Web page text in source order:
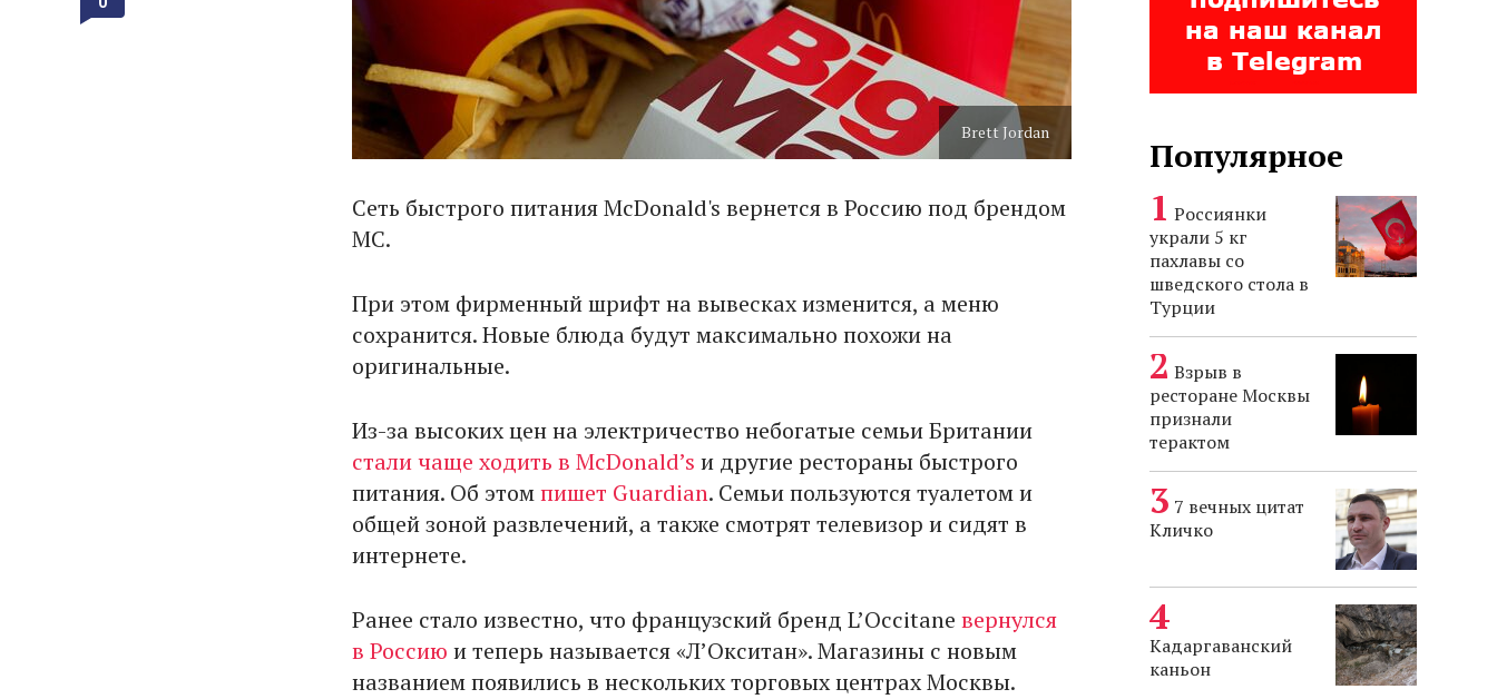
Brett Jordan
Сеть быстрого питания McDonald's вернется в Россию под брендом
MC.
При этом фирменный шрифт на вывесках изменится, а меню
сохранится. Новые блюда будут максимально похожи на
оригинальные.
Из-за высоких цен на электричество небогатые семьи Британии
стали чаще ходить в McDonald’s и другие рестораны быстрого
питания. Об этомпишет Guardian. Семьи пользуются туалетом и
общей зоной развлечений, а также смотрят телевизор и сидят в
интернете.
Ранее стало известно, что французский бренд L’Occitane вернулся
в Россию и теперь называется «Л’Окситан». Магазины с новым
названием появились в нескольких торговых центрах Москвы.
Популярное
Россиянки
украли 5 кг
пахлавы со
шведского стола в
Турции
Взрыв в
ресторане Москвы
признали
терактом
7 вечных цитат
Кличко
Кадаргаванский
каньон